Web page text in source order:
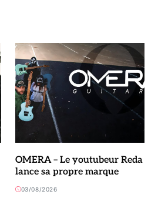
OMERA – Le youtubeur Reda
lance sa propre marque
03/08/2026